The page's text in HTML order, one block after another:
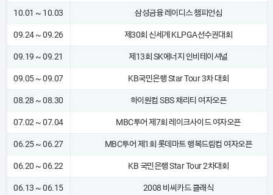
10.01 ~ 10.03 삼성금융 레이디스 챔피언십
09.24 ~ 09.26 제30회 신세계 KLPGA선수권대회
09.19 ~ 09.21 제13회 SK에너지 인비테이셔널
09.05 ~ 09.07 KB국민은행 Star Tour 3차 대회
08.28 ~ 08.30 하이원컵 SBS 채리티 여자오픈
07.02 ~ 07.04 MBC투어 제7회 레이크사이드 여자오픈
06.25 ~ 06.27 MBC투어 제1회 롯데마트 행복드림컵 여자오픈
06.20 ~ 06.22 KB 국민은행 Star Tour 2차대회
06.13 ~ 06.15 2008 비씨카드 클래식